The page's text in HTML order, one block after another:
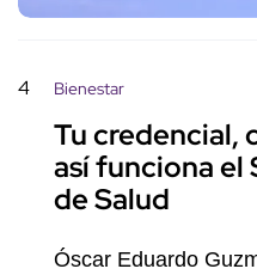
4 Bienestar
Tu credencial,
así funciona el
de Salud
Óscar Eduardo